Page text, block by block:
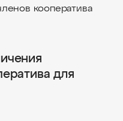
кооператива
для